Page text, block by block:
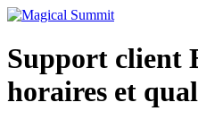
Skip
content
Support client
horaires et